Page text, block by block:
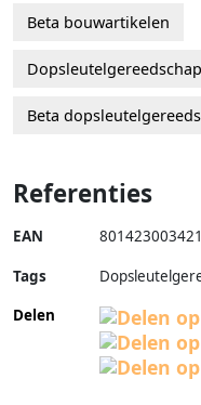
Beta bouwartikelen
Beta
Referenties
EAN
Tags
Delen